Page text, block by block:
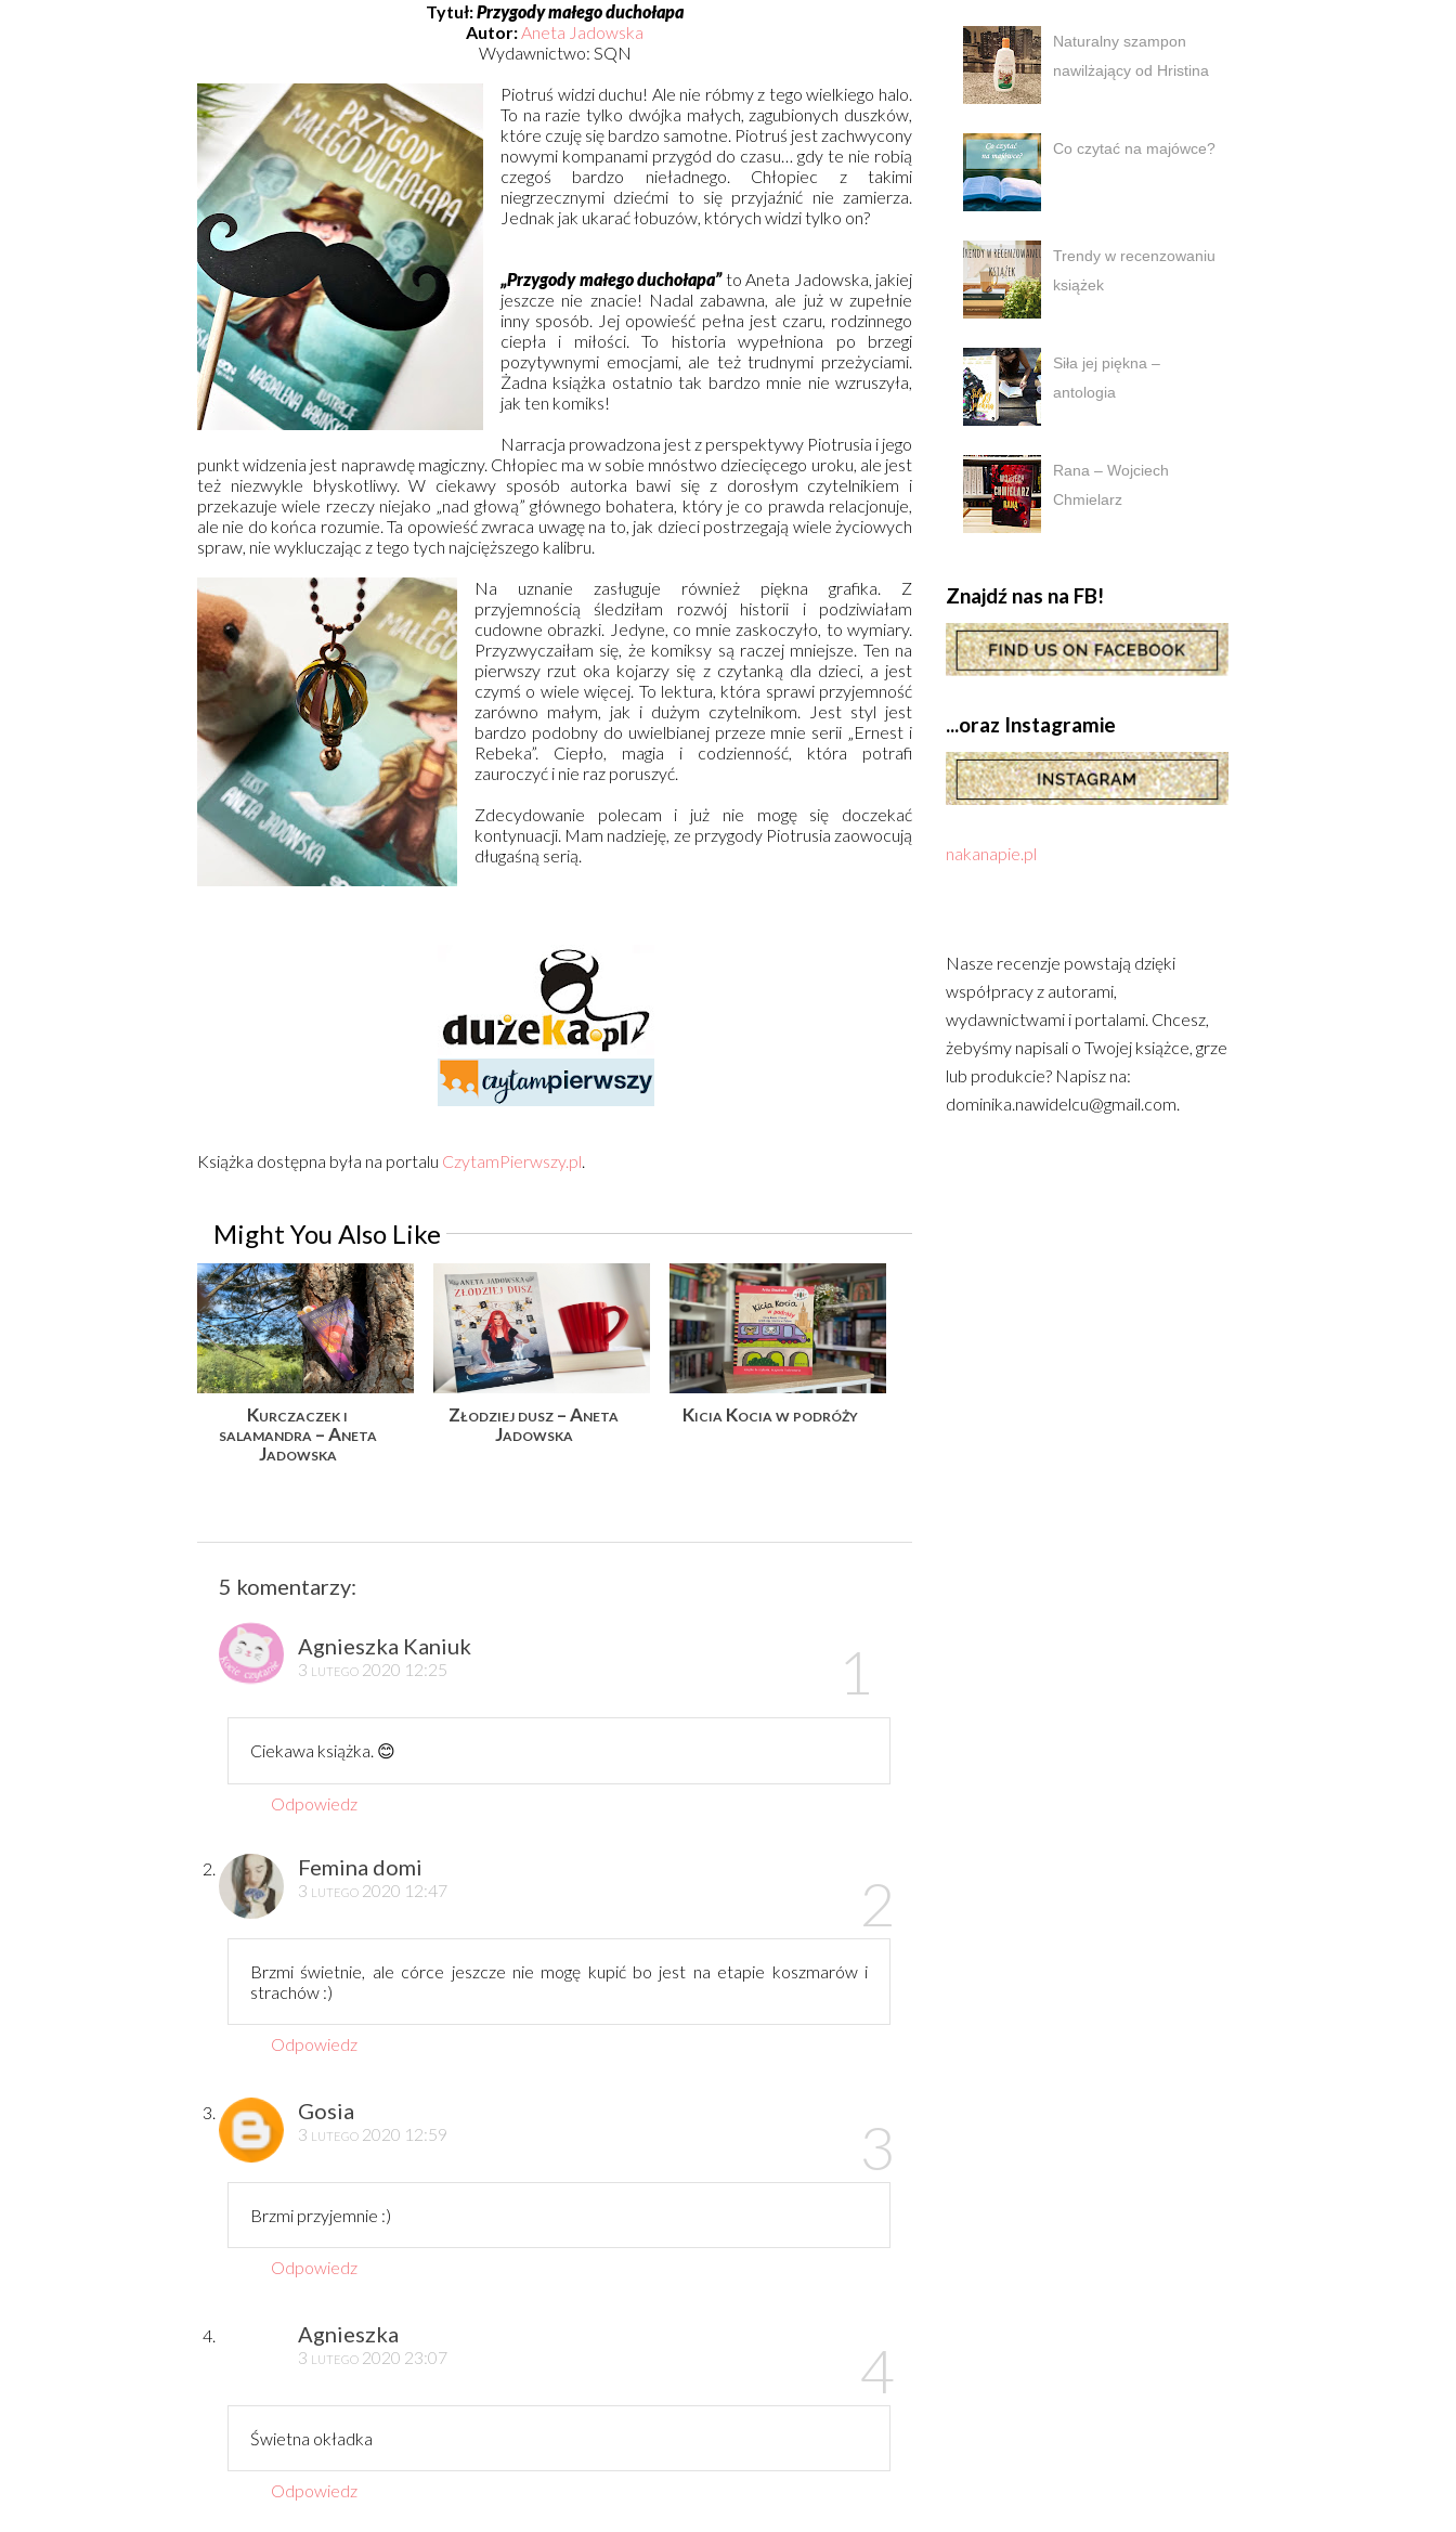
Tytuł:Przygody małego duchołapa
Autor:Aneta Jadowska
Wydawnictwo: SQN
Piotruś widzi duchu! Ale nie róbmy z tego wielkiego halo.
To na razie tylko dwójka małych, zagubionych duszków,
które czuję się bardzo samotne. Piotruś jest zachwycony
nowymi kompanami przygód do czasu… gdy te nie robią
czegoś bardzo nieładnego. Chłopiec z takimi
niegrzecznymi dziećmi to się przyjaźnić nie zamierza.
Jednak jak ukarać łobuzów, których widzi tylko on?
„Przygody małego duchołapa”to Aneta Jadowska, jakiej
jeszcze nie znacie! Nadal zabawna, ale już w zupełnie
inny sposób. Jej opowieść pełna jest czaru, rodzinnego
ciepła i miłości. To historia wypełniona po brzegi
pozytywnymi emocjami, ale też trudnymi przeżyciami.
Żadna książka ostatnio tak bardzo mnie nie wzruszyła,
jak ten komiks!
Narracja prowadzona jest z perspektywy Piotrusia i jego
punkt widzenia jest naprawdę magiczny. Chłopiec ma w sobie mnóstwo dziecięcego uroku, ale jest
też niezwykle błyskotliwy. W ciekawy sposób autorka bawi się z dorosłym czytelnikiem i
przekazuje wiele rzeczy niejako „nad głową” głównego bohatera, który je co prawda relacjonuje,
ale nie do końca rozumie. Ta opowieść zwraca uwagę na to, jak dzieci postrzegają wiele życiowych
spraw, nie wykluczając z tego tych najcięższego kalibru.
Na uznanie zasługuje również piękna grafika. Z
przyjemnością śledziłam rozwój historii i podziwiałam
cudowne obrazki. Jedyne, co mnie zaskoczyło, to wymiary.
Przyzwyczaiłam się, że komiksy są raczej mniejsze. Ten na
pierwszy rzut oka kojarzy się z czytanką dla dzieci, a jest
czymś o wiele więcej. To lektura, która sprawi przyjemność
zarówno małym, jak i dużym czytelnikom. Jest styl jest
bardzo podobny do uwielbianej przeze mnie serii „Ernest i
Rebeka”. Ciepło, magia i codzienność, która potrafi
zauroczyć i nie raz poruszyć.
Zdecydowanie polecam i już nie mogę się doczekać
kontynuacji. Mam nadzieję, ze przygody Piotrusia zaowocują
długaśną serią.
Książka dostępna była na portalu CzytamPierwszy.pl.
Might You Also Like
Kurczaczek i
salamandra – Aneta
Jadowska
Złodziej dusz – Aneta
Jadowska
Kicia Kocia w podróży
5 komentarzy:
Agnieszka Kaniuk
3 lutego 2020 12:25
Ciekawa książka. 😊
Odpowiedz
Femina domi
3 lutego 2020 12:47
Brzmi świetnie, ale córce jeszcze nie mogę kupić bo jest na etapie koszmarów i
strachów :)
Odpowiedz
Gosia
3 lutego 2020 12:59
Brzmi przyjemnie :)
Odpowiedz
Agnieszka
3 lutego 2020 23:07
Świetna okładka
Odpowiedz
Naturalny szampon
nawilżający od Hristina
Co czytać na majówce?
Trendy w recenzowaniu
książek
Siła jej piękna –
antologia
Rana – Wojciech
Chmielarz
Znajdź nas na FB!
...oraz Instagramie
nakanapie.pl
Nasze recenzje powstają dzięki
współpracy z autorami,
wydawnictwami i portalami. Chcesz,
żebyśmy napisali o Twojej książce, grze
lub produkcie? Napisz na:
dominika.nawidelcu@gmail.com.